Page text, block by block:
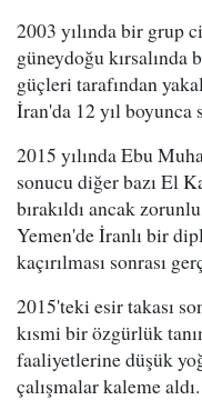
2003 yılında bir grup
güneydoğu
güçleri tarafından
İran'da 12 yıl boyunca
2015 yılında Ebu
sonucu diğer bazı El
bırakıldı ancak
Yemen'de İranlı bir
kaçırılması sonrası
2015'teki esir takası
kısmi bir özgürlük
faaliyetlerine düşük
çalışmalar kaleme aldı.